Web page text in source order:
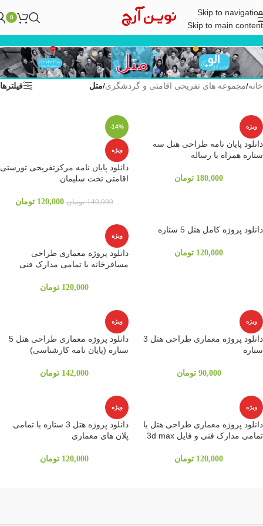
Skip to navigation
Skip to main content
0
متل
خانه/مجموعه های تفریحی اقامتی و گردشگری/متل فیلترها
ویژه
دانلود پایان نامه طراحی هتل سه
ستاره همراه با رساله
180,000 تومان
-14%
ویژه
دانلود پایان نامه مرکزتفریحی تورستی
اقامتی تخت سلیمان
140,000 تومان 120,000 تومان
دانلود پروژه کامل هتل 5 ستاره
120,000 تومان
ویژه
دانلود پروژه معماری طراحی
مسافرخانه با تمامی مدارک فنی
120,000 تومان
ویژه
دانلود پروژه معماری طراحی هتل 3
ستاره
90,000 تومان
ویژه
دانلود پروژه معماری طراحی هتل 5
ستاره (پایان نامه کارشناسی)
142,000 تومان
ویژه
دانلود پروژه معماری طراحی هتل با
تمامی مدارک فنی و فایل 3d max
120,000 تومان
ویژه
دانلود پروژه هتل 3 ستاره با تمامی
پلان های معماری
120,000 تومان